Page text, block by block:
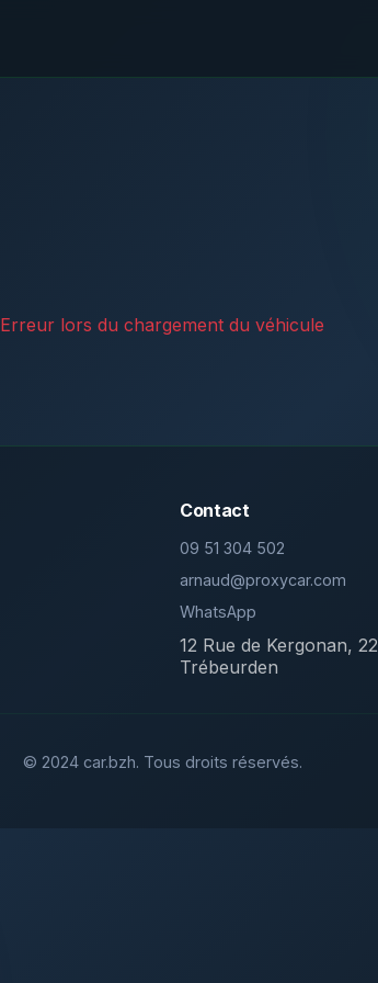
Erreur lors du chargement du véhicule
Contact
09 51 304 502
arnaud@proxycar.com
WhatsApp
12 Rue de Kergonan,
Trébeurden
© 2024 car.bzh. Tous droits réservés.